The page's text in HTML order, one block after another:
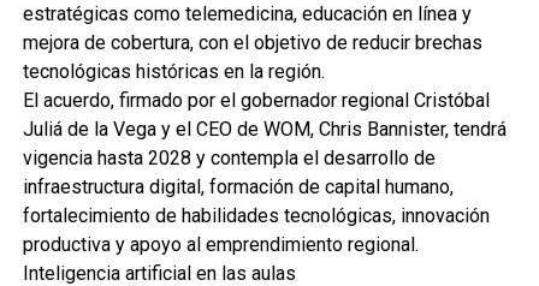
estratégicas como telemedicina, educación en línea y
mejora de cobertura, con el objetivo de reducir brechas
tecnológicas históricas en la región.
El acuerdo, firmado por el gobernador regional Cristóbal
Juliá de la Vega y el CEO de WOM, Chris Bannister, tendrá
vigencia hasta 2028 y contempla el desarrollo de
infraestructura digital, formación de capital humano,
fortalecimiento de habilidades tecnológicas, innovación
productiva y apoyo al emprendimiento regional.
Inteligencia artificial en las aulas